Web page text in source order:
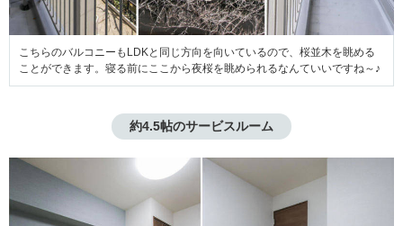
こちらのバルコニーもLDKと同じ方向を向いているので、桜並木を眺める
ことができます。寝る前にここから夜桜を眺められるなんていいですね～♪
約4.5帖のサービスルーム